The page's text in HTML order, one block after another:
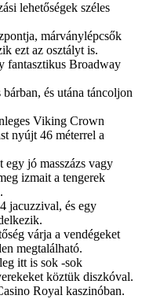
lehetőségek széles
márványlépcsők
ezt az osztályt is.
fantasztikus Broadway
és utána táncoljon
Viking Crown
nyújt 46 méterrel a
egy jó masszázs vagy
izmait a tengerek
jacuzzival, és egy
várja a vendégeket
megtalálható.
itt is sok -sok
köztük diszkóval.
Royal kaszinóban.